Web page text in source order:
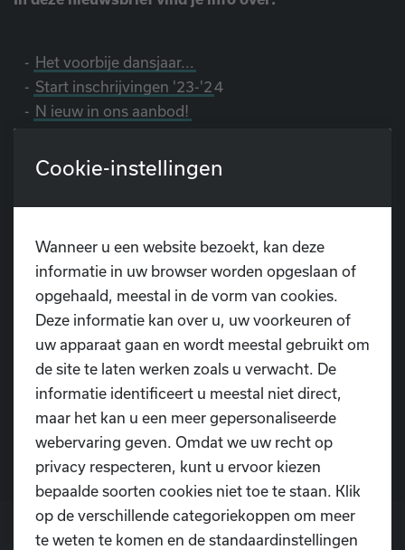
- Het voorbije dansjaar...
- Start inschrijvingen '23-'24
- N ieuw in ons aanbod!
-
Zomerkampen
Cookie-instellingen
Wanneer u een website bezoekt, kan deze
informatie in uw browser worden opgeslaan of
opgehaald, meestal in de vorm van cookies.
Deze informatie kan over u, uw voorkeuren of
uw apparaat gaan en wordt meestal gebruikt om
de site te laten werken zoals u verwacht. De
informatie identificeert u meestal niet direct,
maar het kan u een meer gepersonaliseerde
webervaring geven. Omdat we uw recht op
privacy respecteren, kunt u ervoor kiezen
bepaalde soorten cookies niet toe te staan. Klik
op de verschillende categoriekoppen om meer
te weten te komen en de standaardinstellingen
Heb je nog vragen?
Contacteer ons